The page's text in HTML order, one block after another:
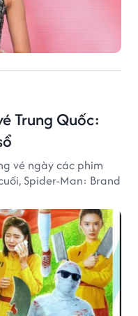
Trung Quốc:
vé ngày các phim
Spider-Man: Brand